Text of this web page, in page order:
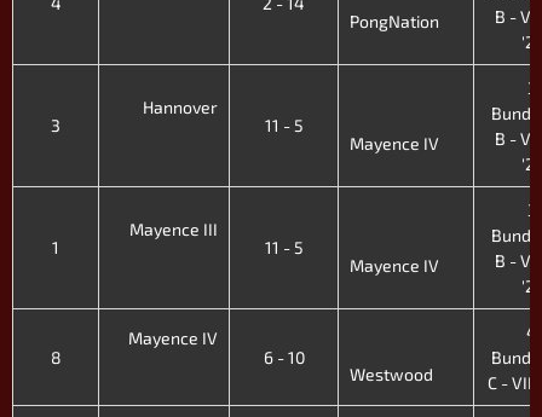
PongNation
B -
3
Hannover
11 - 5
Mayence IV
3.
B -
1
Mayence III
11 - 5
Mayence IV
3.
B -
8
Mayence IV
6 - 10
Westwood
4.
C - VII.